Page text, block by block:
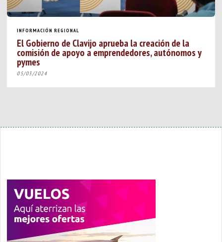
INFORMACIÓN REGIONAL
El Gobierno de Clavijo aprueba la creación de la
comisión de apoyo a emprendedores, autónomos y
pymes
05/03/2024